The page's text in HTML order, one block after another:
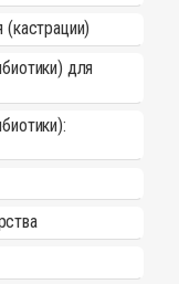
для